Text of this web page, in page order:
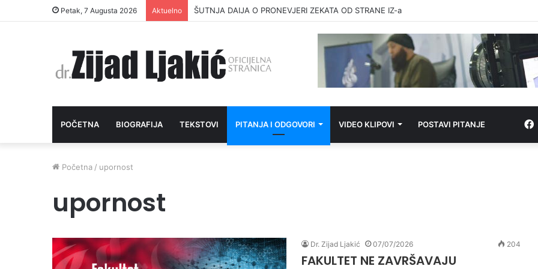
Petak, 7 Augusta 2026 Aktuelno ŠUTNJA DAIJA O PRONEVJERI ZEKATA OD STRANE IZ-a
POČETNA BIOGRAFIJA TEKSTOVI PITANJA I ODGOVORI VIDEO KLIPOVI POSTAVI PITANJE
Početna / upornost
upornost
Dr. Zijad Ljakić 07/07/2026 204
FAKULTET NE ZAVRŠAVAJU